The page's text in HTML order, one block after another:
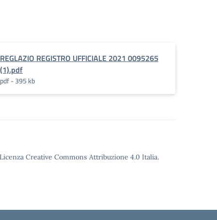
REGLAZIO REGISTRO UFFICIALE 2021 0095265
(1).pdf
pdf - 395 kb
Creative Commons Attribuzione 4.0 Italia.